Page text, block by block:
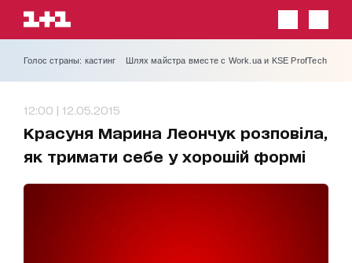
Голос страны: кастинг Шлях майстра вместе с Work.ua и KSE ProfTech
12:00 | 12.05.2015
Красуня Марина Леончук розповіла,
як тримати себе у хорошій формі